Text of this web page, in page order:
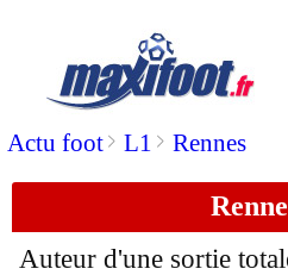
Actu foot> L1 > Rennes
Auteur d'une sortie
: Genesio
22/09 ASSE:
22/09 L1: Monaco-Le